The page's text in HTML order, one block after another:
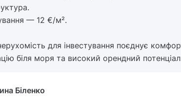
— 12 €/м².
для інвестування поєднує
біля моря та високий орендний
Біленко